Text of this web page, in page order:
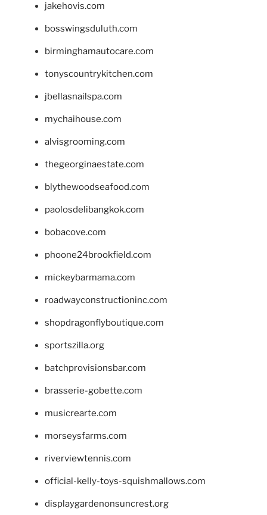
jakehovis.com
bosswingsduluth.com
birminghamautocare.com
tonyscountrykitchen.com
jbellasnailspa.com
mychaihouse.com
alvisgrooming.com
thegeorginaestate.com
blythewoodseafood.com
paolosdelibangkok.com
bobacove.com
phoone24brookfield.com
mickeybarmama.com
roadwayconstructioninc.com
shopdragonflyboutique.com
sportszilla.org
batchprovisionsbar.com
brasserie-gobette.com
musicrearte.com
morseysfarms.com
riverviewtennis.com
official-kelly-toys-squishmallows.com
displaygardenonsuncrest.org